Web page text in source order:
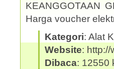
KEANGGOTAAN
Harga voucher
Kategori: Alat
Website:
Dibaca: 12550